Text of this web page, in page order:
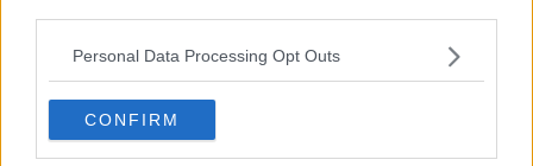
Personal Data Processing Opt Outs
CONFIRM
Tramonto
Passato, presente, futuro
La virtù del non fare
Il giorno dei saldi
L'ultimo post